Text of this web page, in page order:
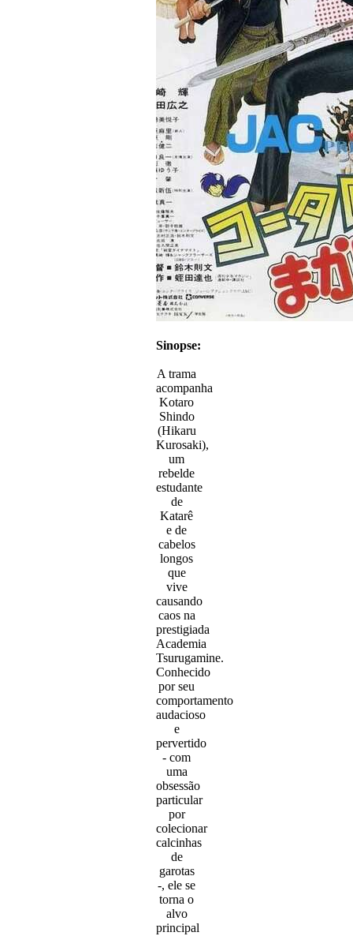
Sinopse:
A trama
acompanha
Kotaro
Shindo
(Hikaru
Kurosaki),
um
rebelde
estudante
de
Katarê
e de
cabelos
longos
que
vive
causando
caos na
prestigiada
Academia
Tsurugamine.
Conhecido
por seu
comportamento
audacioso
e
pervertido
- com
uma
obsessão
particular
por
colecionar
calcinhas
de
garotas
-, ele se
torna o
alvo
principal